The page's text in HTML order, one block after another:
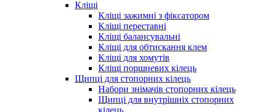
Кліщі
Кліщі зажимні з фіксатором
Кліщі переставні
Кліщі балансувальні
Кліщі для обтискання клем
Кліщі для хомутів
Кліщі поршневих кілець
Щипці для стопорних кілець
Набори знімачів стопорних кілець
Щипці для внутрішніх стопорних
кілець